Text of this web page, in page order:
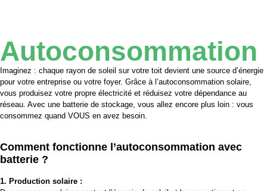
Autoconsommation
Imaginez : chaque rayon de soleil sur votre toit devient une source d’énergie
pour votre entreprise ou votre foyer. Grâce à l’autoconsommation solaire,
vous produisez votre propre électricité et réduisez votre dépendance au
réseau. Avec une batterie de stockage, vous allez encore plus loin : vous
consommez quand VOUS en avez besoin.
Comment fonctionne l’autoconsommation avec
batterie ?
1. Production solaire :